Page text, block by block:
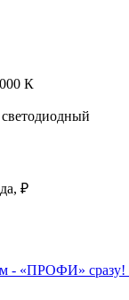
К
₽
- «ПРОФИ» сразу!